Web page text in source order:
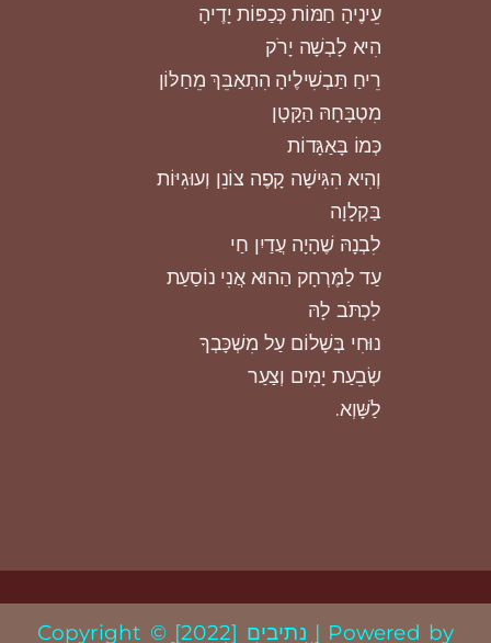
עֵינֶיהָ חַמּוֹת כְּכַפּוֹת יָדֶיהָ
הִיא לָבְשָׁה יָרֹק
רֵיחַ תַּבְשִׁילֶיהָ הִתְאַבֵּךְ מֵחַלּוֹן
מִטְבָּחָהּ הַקָּטָן
כְּמוֹ בָּאַגָּדוֹת
וְהִיא הִגִּישָׁה קָפֶה צוֹנֵן וְעוּגִיּוֹת
בַּקְלָוָה
לִבְנָהּ שֶׁהָיָה עֲדַיִן חַי
עַד לַמֶּרְחָק הַהוּא אֲנִי נוֹסַעַת
לִכְתֹּב לָהּ
נוּחִי בְּשָׁלוֹם עַל מִשְׁכָּבְךָ
שְׂבֵעַת יָמִים וְצַעַר
לַשָּׁוְא.
Copyright © [2022] נתיבים | Powered by